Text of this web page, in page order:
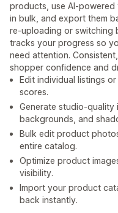
products, use AI-
in bulk, and export them
re-uploading or switching
tracks your progress so
need attention.
shopper confidence and
Edit individual listings
scores.
Generate studio-quality
backgrounds, and
Bulk edit product
entire catalog.
Optimize product
visibility.
Import your product
back instantly.